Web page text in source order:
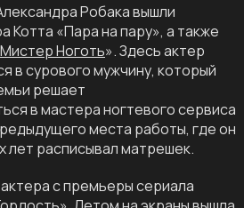
Робака вышли
«Пара на пару», а также
Мистер Ноготь». Здесь актер
в сурового мужчину, который
решает
в мастера ногтевого сервиса
места работы, где он
лет расписывал матрешек.
с премьеры сериала